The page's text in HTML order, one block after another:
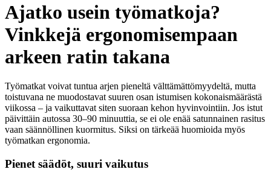
Ajatko usein työmatkoja?
Vinkkejä ergonomisempaan
arkeen ratin takana
Työmatkat voivat tuntua arjen pieneltä välttämättömyydeltä, mutta
toistuvana ne muodostavat suuren osan istumisen kokonaismäärästä
viikossa – ja vaikuttavat siten suoraan kehon hyvinvointiin. Jos istut
päivittäin autossa 30–90 minuuttia, se ei ole enää satunnainen rasitus
vaan säännöllinen kuormitus. Siksi on tärkeää huomioida myös
työmatkan ergonomia.
Pienet säädöt, suuri vaikutus